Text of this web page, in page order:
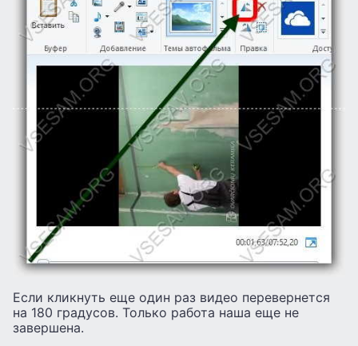
Если кликнуть еще один раз видео перевернется
на 180 градусов. Только работа наша еще не
завершена.